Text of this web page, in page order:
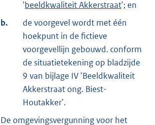
'beeldkwaliteit Akkerstraat'; en
b.
de voorgevel wordt met één
hoekpunt in de fictieve
voorgevellijn gebouwd. conform
de situatietekening op bladzijde
9 van bijlage IV 'Beeldkwaliteit
Akkerstraat ong. Biest-
Houtakker'.
De omgevingsvergunning voor het